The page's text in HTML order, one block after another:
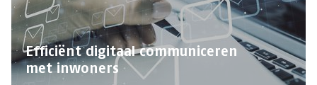
Efficiënt digitaal communiceren
met inwoners